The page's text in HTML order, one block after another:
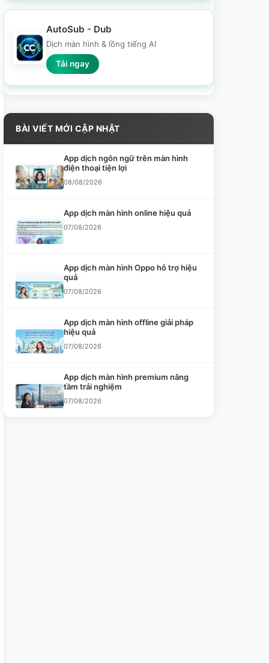
AutoSub - Dub
Dịch màn hình & lồng tiếng AI
Tải ngay
BÀI VIẾT MỚI CẬP NHẬT
App dịch ngôn ngữ trên màn hình
điện thoại tiện lợi
08/08/2026
App dịch màn hình online hiệu quả
07/08/2026
App dịch màn hình Oppo hỗ trợ hiệu
quả
07/08/2026
App dịch màn hình offline giải pháp
hiệu quả
07/08/2026
App dịch màn hình premium nâng
tầm trải nghiệm
07/08/2026